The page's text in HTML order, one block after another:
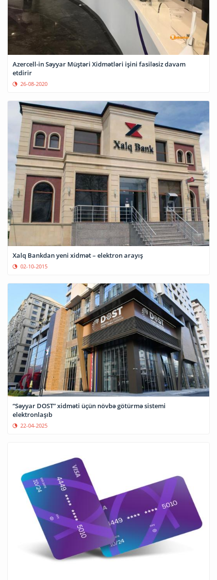
Azercell-in Səyyar Müştəri Xidmətləri işini fasiləsiz davam
etdirir
26-08-2020
Xalq Bankdan yeni xidmət – elektron arayış
02-10-2015
“Səyyar DOST” xidməti üçün növbə götürmə sistemi
elektronlaşıb
22-04-2025